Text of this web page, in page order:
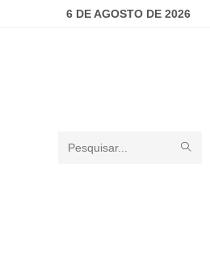
6 DE AGOSTO DE 2026
Pesquisar